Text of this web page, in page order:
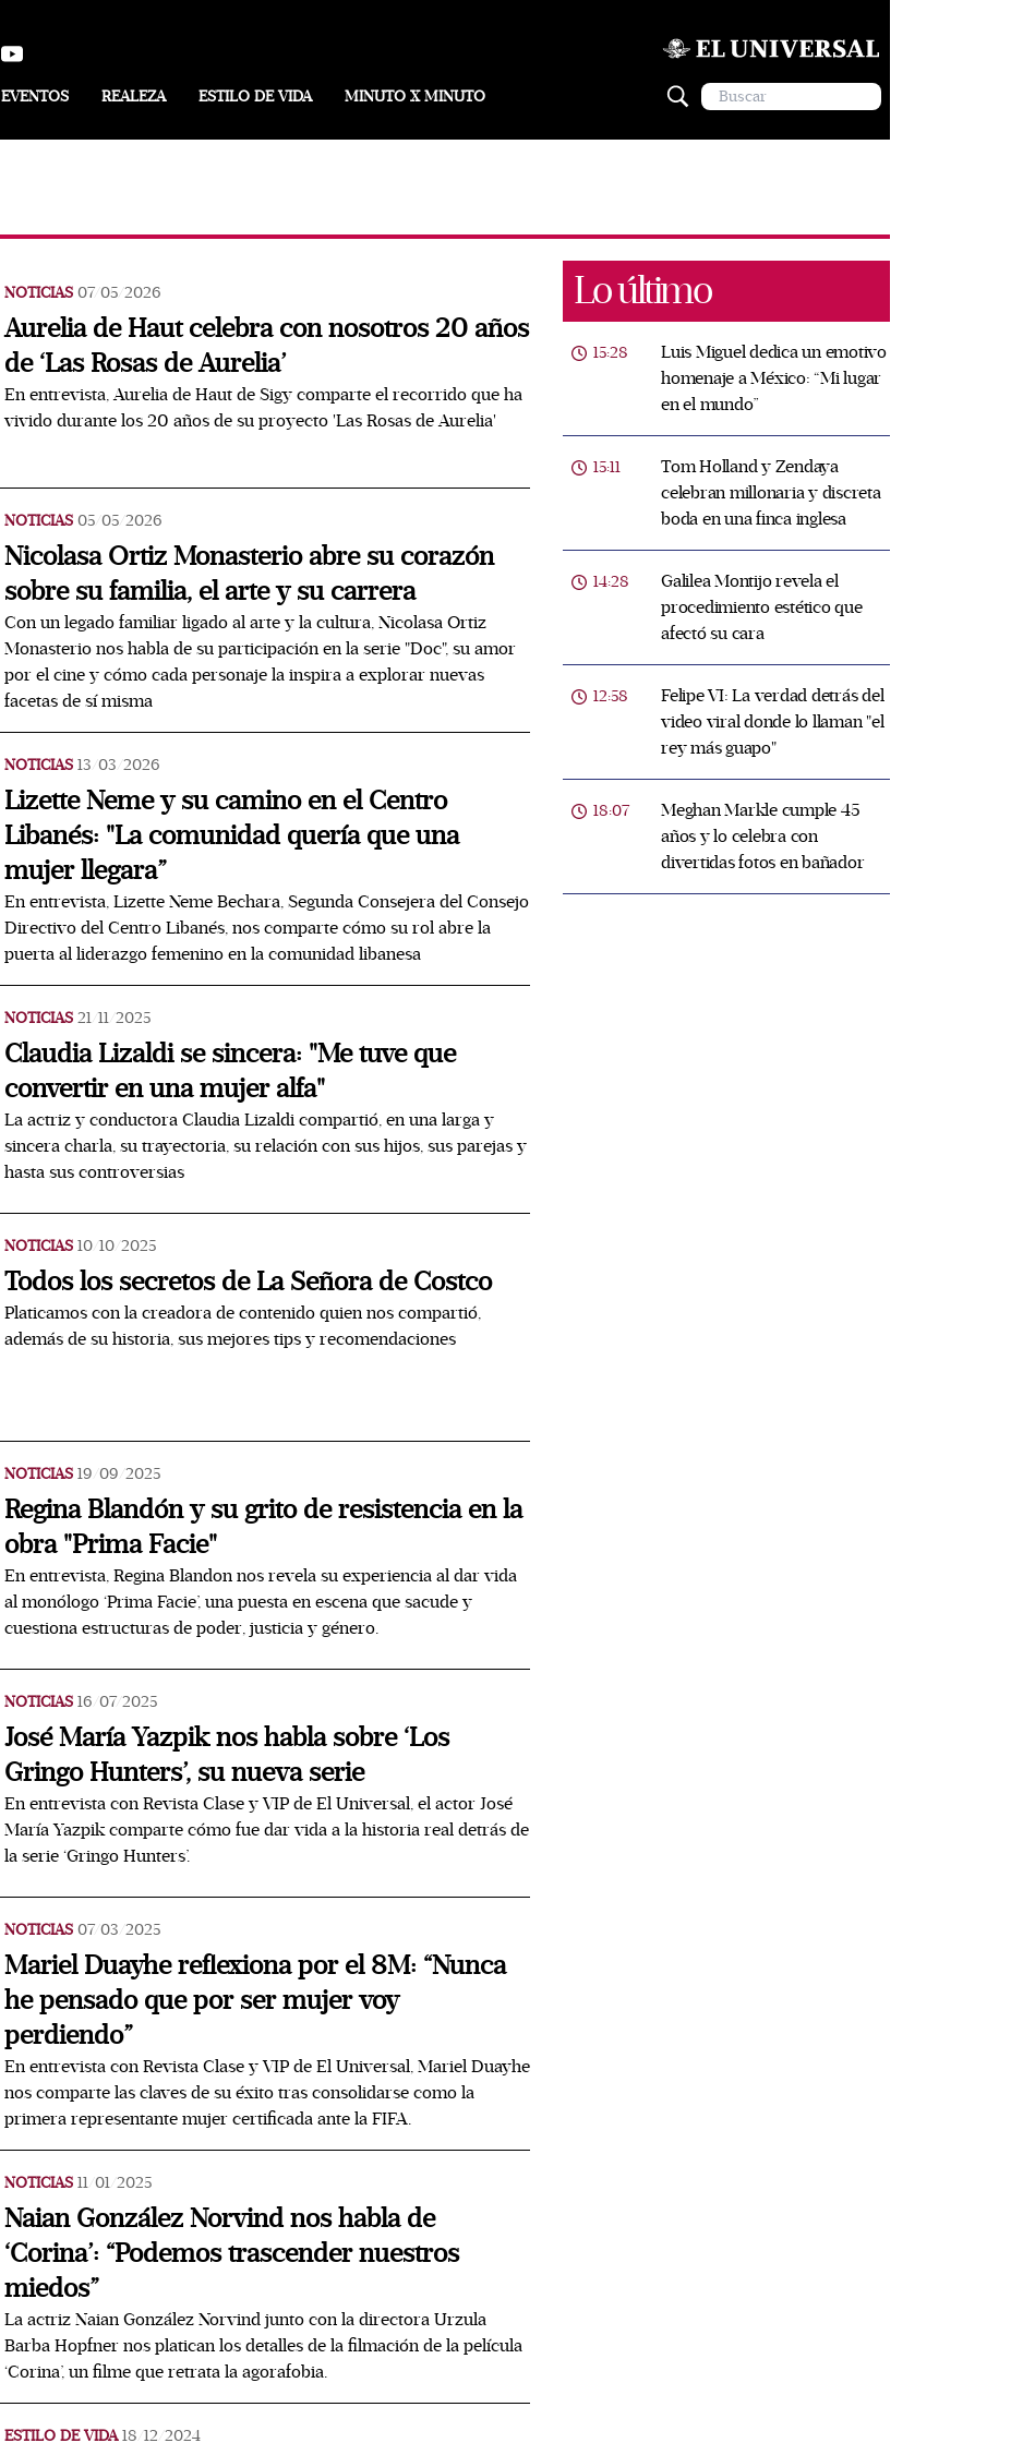
EVENTOS REALEZA ESTILO DE VIDA MINUTO X MINUTO
NOTICIAS 07/05/2026
Aurelia de Haut celebra con nosotros 20 años
de ‘Las Rosas de Aurelia’
En entrevista, Aurelia de Haut de Sigy comparte el recorrido que ha
vivido durante los 20 años de su proyecto 'Las Rosas de Aurelia'
NOTICIAS 05/05/2026
Nicolasa Ortiz Monasterio abre su corazón
sobre su familia, el arte y su carrera
Con un legado familiar ligado al arte y la cultura, Nicolasa Ortiz
Monasterio nos habla de su participación en la serie "Doc", su amor
por el cine y cómo cada personaje la inspira a explorar nuevas
facetas de sí misma
NOTICIAS 13/03/2026
Lizette Neme y su camino en el Centro
Libanés: "La comunidad quería que una
mujer llegara”
En entrevista, Lizette Neme Bechara, Segunda Consejera del Consejo
Directivo del Centro Libanés, nos comparte cómo su rol abre la
puerta al liderazgo femenino en la comunidad libanesa
NOTICIAS 21/11/2025
Claudia Lizaldi se sincera: "Me tuve que
convertir en una mujer alfa"
La actriz y conductora Claudia Lizaldi compartió, en una larga y
sincera charla, su trayectoria, su relación con sus hijos, sus parejas y
hasta sus controversias
NOTICIAS 10/10/2025
Todos los secretos de La Señora de Costco
Platicamos con la creadora de contenido quien nos compartió,
además de su historia, sus mejores tips y recomendaciones
NOTICIAS 19/09/2025
Regina Blandón y su grito de resistencia en la
obra "Prima Facie"
En entrevista, Regina Blandon nos revela su experiencia al dar vida
al monólogo ‘Prima Facie’, una puesta en escena que sacude y
cuestiona estructuras de poder, justicia y género.
NOTICIAS 16/07/2025
José María Yazpik nos habla sobre ‘Los
Gringo Hunters’, su nueva serie
En entrevista con Revista Clase y VIP de El Universal, el actor José
María Yazpik comparte cómo fue dar vida a la historia real detrás de
la serie ‘Gringo Hunters’.
NOTICIAS 07/03/2025
Mariel Duayhe reflexiona por el 8M: “Nunca
he pensado que por ser mujer voy
perdiendo”
En entrevista con Revista Clase y VIP de El Universal, Mariel Duayhe
nos comparte las claves de su éxito tras consolidarse como la
primera representante mujer certificada ante la FIFA.
NOTICIAS 11/01/2025
Naian González Norvind nos habla de
‘Corina’: “Podemos trascender nuestros
miedos”
La actriz Naian González Norvind junto con la directora Urzula
Barba Hopfner nos platican los detalles de la filmación de la película
‘Corina’, un filme que retrata la agorafobia.
ESTILO DE VIDA 18/12/2024
Lo último
15:28
Luis Miguel dedica un emotivo
homenaje a México: “Mi lugar
en el mundo”
15:11
Tom Holland y Zendaya
celebran millonaria y discreta
boda en una finca inglesa
14:28
Galilea Montijo revela el
procedimiento estético que
afectó su cara
12:58
Felipe VI: La verdad detrás del
video viral donde lo llaman "el
rey más guapo"
18:07
Meghan Markle cumple 45
años y lo celebra con
divertidas fotos en bañador